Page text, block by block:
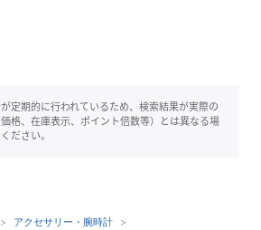
定期的に行われているため、検索結果が実際の
格、在庫表示、ポイント倍数等）とは異なる場
ださい。
アクセサリー・腕時計